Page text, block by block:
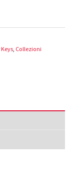
Collezioni